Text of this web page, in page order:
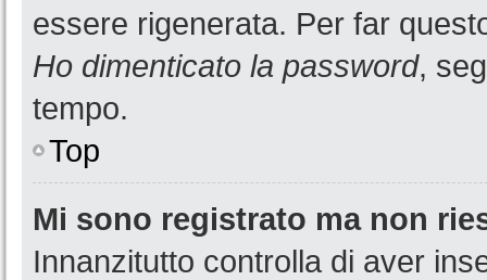
essere rigenerata. Per far
Ho dimenticato la password,
tempo.
Top
Mi sono registrato ma non
Innanzitutto controlla di aver